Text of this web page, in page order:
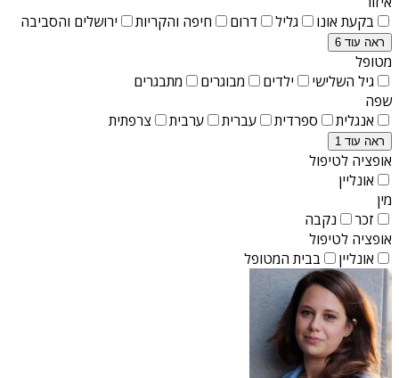
בקעת אונו
גליל דרום חיפה והקריות ירושלים והסביבה
ראה עוד 6
מטופל
גיל השלישי
ילדים מבוגרים
מתבגרים
שפה
אנגלית
ספרדית עברית ערבית צרפתית
ראה עוד 1
אופציה לטיפול
אונליין
מין
זכר
נקבה
אופציה לטיפול
אונליין
בבית המטופל